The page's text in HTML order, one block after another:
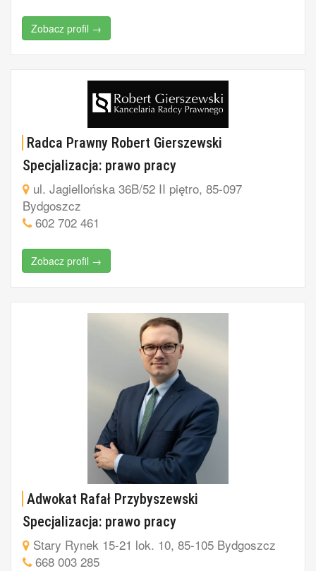
Zobacz profil →
Radca Prawny Robert Gierszewski
Specjalizacja: prawo pracy
ul. Jagiellońska 36B/52 II piętro, 85-097
Bydgoszcz
602 702 461
Zobacz profil →
Adwokat Rafał Przybyszewski
Specjalizacja: prawo pracy
Stary Rynek 15-21 lok. 10, 85-105 Bydgoszcz
668 003 285